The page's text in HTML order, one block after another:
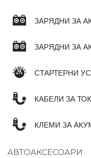
ЗАРЯДНИ ЗА
ЗАРЯДНИ ЗА
СТАРТЕРНИ
КАБЕЛИ ЗА ТОК
КЛЕМИ ЗА
АВТОАКСЕСОАРИ